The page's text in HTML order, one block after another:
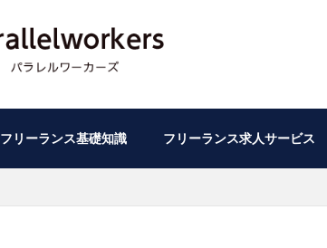
フリーランス基礎知識 フリーランス求人サービス